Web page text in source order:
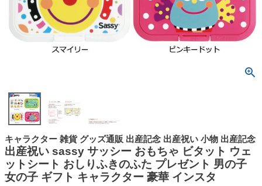
キャラクター 雑貨 グッズ通販 出産記念 出産祝い 小物 出産記念
出産祝い sassy サッシー おもちゃ ビタット ウェ
ットシート おしりふきのふた プレゼント 男の子
女の子 ギフト キャラクター 豪華 インスタ